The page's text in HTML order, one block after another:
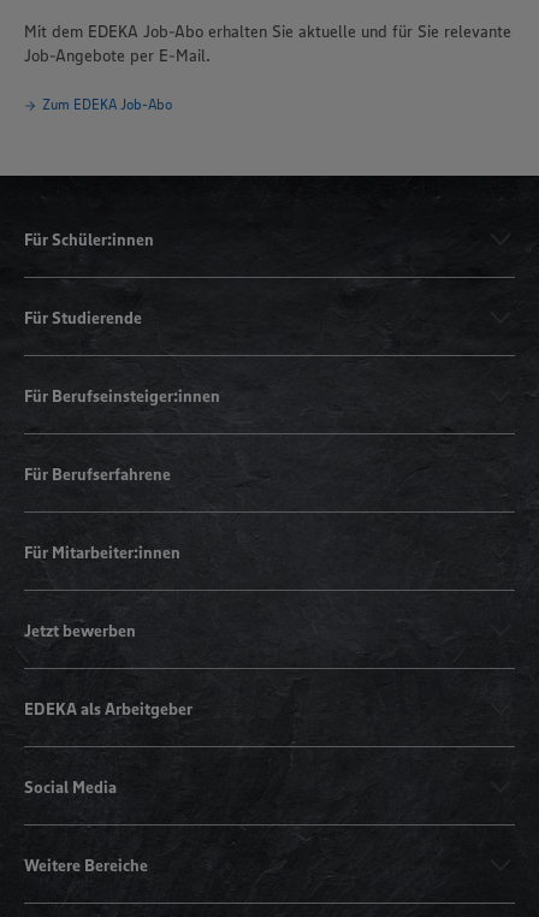
Mit dem EDEKA Job-Abo erhalten Sie aktuelle und für Sie relevante
Job-Angebote per E-Mail.
Zum EDEKA Job-Abo
Für Schüler:innen
Für Studierende
Für Berufseinsteiger:innen
Für Berufserfahrene
Für Mitarbeiter:innen
Jetzt bewerben
EDEKA als Arbeitgeber
Social Media
Weitere Bereiche